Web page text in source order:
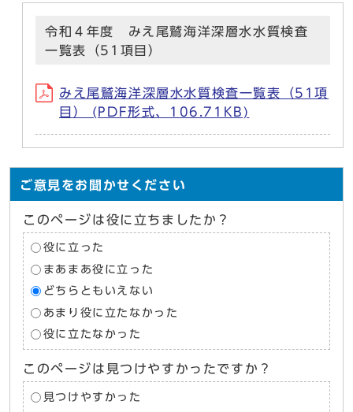
令和４年度 みえ尾鷲海洋深層水水質検査
一覧表（51項目）
みえ尾鷲海洋深層水水質検査一覧表（51項
目） (PDF形式、106.71KB)
ご意見をお聞かせください
このページは役に立ちましたか？
役に立った
まあまあ役に立った
どちらともいえない
あまり役に立たなかった
役に立たなかった
このページは見つけやすかったですか？
見つけやすかった